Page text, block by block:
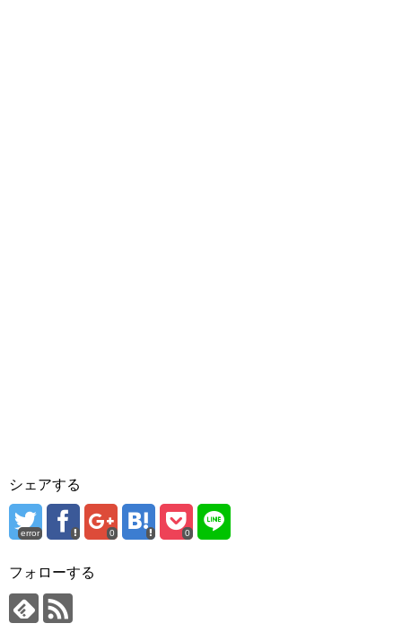
シェアする
error 0 0
フォローする